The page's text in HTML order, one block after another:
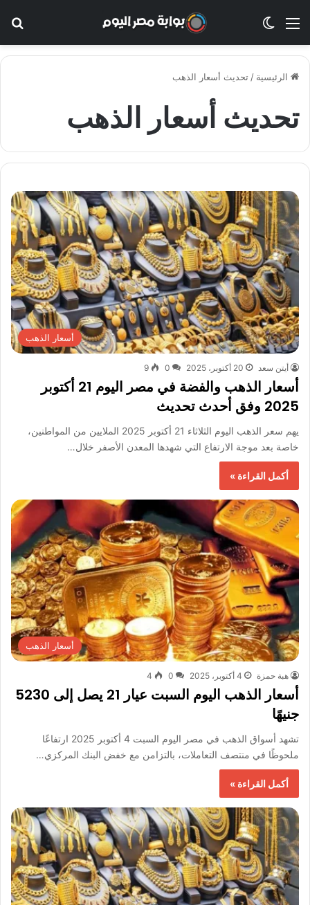
القائمة الوضع المظلم
الرئيسية / تحديث أسعار الذهب
تحديث أسعار الذهب
أسعار الذهب
أيتن سعد 20 أكتوبر، 2025 0
9
أسعار الذهب والفضة في مصر اليوم 21 أكتوبر
2025 وفق أحدث تحديث
يهم سعر الذهب اليوم الثلاثاء 21 أكتوبر 2025 الملايين من المواطنين،
خاصة بعد موجة الارتفاع التي شهدها المعدن الأصفر خلال…
أكمل القراءة »
أسعار الذهب
هبة حمزة 4 أكتوبر، 2025 0
4
أسعار الذهب اليوم السبت عيار 21 يصل إلى 5230
جنيهًا
تشهد أسواق الذهب في مصر اليوم السبت 4 أكتوبر 2025 ارتفاعًا
ملحوظًا في منتصف التعاملات، بالتزامن مع خفض البنك المركزي…
أكمل القراءة »